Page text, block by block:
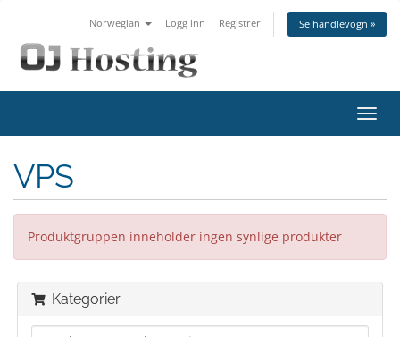
Norwegian Logg inn Registrer Se handlevogn »
Bytt
VPS
Produktgruppen inneholder ingen synlige produkter
Kategorier